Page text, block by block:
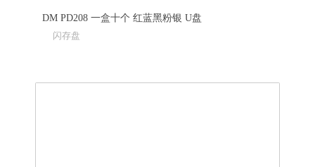
DM PD208 一盒十个 红蓝黑粉银 U盘
闪存盘